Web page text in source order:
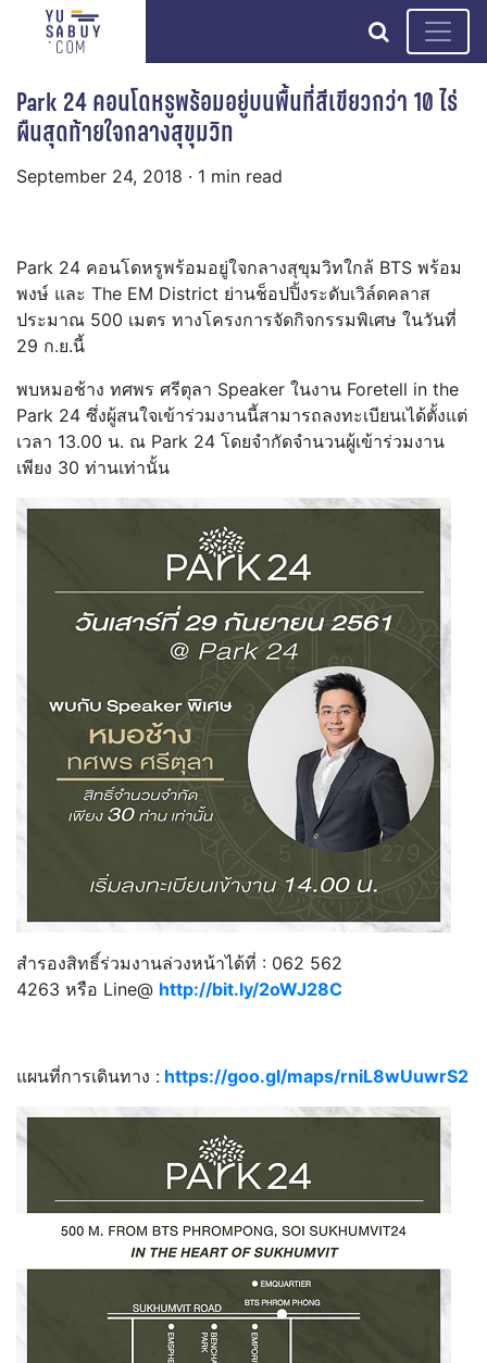
search
Park 24 คอนโดหรูพร้อมอยู่บนพื้นที่สีเขียวกว่า 10 ไร่
ผืนสุดท้ายใจกลางสุขุมวิท
September 24, 2018 · 1 min read
Park 24 คอนโดหรูพร้อมอยู่ใจกลางสุขุมวิทใกล้ BTS พร้อม
พงษ์ และ The EM District ย่านช็อปปิ้งระดับเวิล์ดคลาส
ประมาณ 500 เมตร ทางโครงการจัดกิจกรรมพิเศษ ในวันที่
29 ก.ย.นี้
พบหมอช้าง ทศพร ศรีตุลา Speaker ในงาน Foretell in the
Park 24 ซึ่งผู้สนใจเข้าร่วมงานนี้สามารถลงทะเบียนเได้ตั้งแต่
เวลา 13.00 น. ณ Park 24 โดยจำกัดจำนวนผู้เข้าร่วมงาน
เพียง 30 ท่านเท่านั้น
สำรองสิทธิ์ร่วมงานล่วงหน้าได้ที่ : 062 562
4263 หรือ Line@ http://bit.ly/2oWJ28C
แผนที่การเดินทาง : https://goo.gl/maps/rniL8wUuwrS2